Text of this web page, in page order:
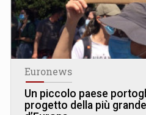
Euronews
Un piccolo paese
progetto della più